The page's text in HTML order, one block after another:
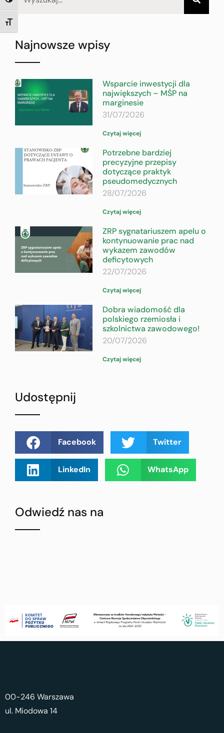
TOGGLE FONT SIZE
Najnowsze wpisy
Wsparcie inwestycji dla
największych – MŚP na
marginesie
31/07/2026
Czytaj więcej
Potrzebne bardziej
precyzyjne przepisy
dotyczące praktyk
pseudomedycznych
28/07/2026
Czytaj więcej
ZRP sygnatariuszem apelu o
kontynuowanie prac nad
wykazem zawodów
deficytowych
22/07/2026
Czytaj więcej
Dobra wiadomość dla
polskiego rzemiosła i
szkolnictwa zawodowego!
20/07/2026
Czytaj więcej
Udostępnij
Facebook Twitter
LinkedIn WhatsApp
Odwiedź nas na
00-246 Warszawa
ul. Miodowa 14